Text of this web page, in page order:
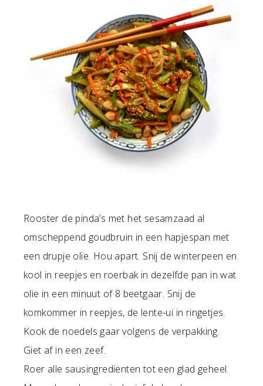
Rooster de pinda’s met het sesamzaad al
omscheppend goudbruin in een hapjespan met
een drupje olie. Hou apart. Snij de winterpeen en
kool in reepjes en roerbak in dezelfde pan in wat
olie in een minuut of 8 beetgaar. Snij de
komkommer in reepjes, de lente-ui in ringetjes.
Kook de noedels gaar volgens de verpakking.
Giet af in een zeef.
Roer alle sausingrediënten tot een glad geheel.